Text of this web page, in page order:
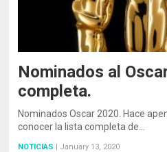
Nominados al
completa.
Nominados Oscar 2020. Hace
conocer la lista completa de…
NOTICIAS | January 13, 2020